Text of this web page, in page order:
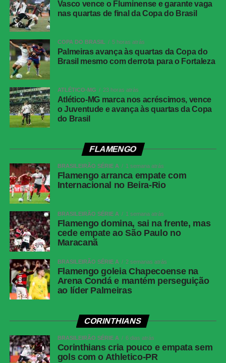
Twitter
Messenger
LinkedIn
Share
Vasco vence o Fluminense e garante vaga
nas quartas de final da Copa do Brasil
COPA DO BRASIL 5 horas atrás
Palmeiras avança às quartas da Copa do
Brasil mesmo com derrota para o Fortaleza
ATLÉTICO-MG 23 horas atrás
Atlético-MG marca nos acréscimos, vence
o Juventude e avança às quartas da Copa
do Brasil
FLAMENGO
BRASILEIRÃO SÉRIE A 1 semana atrás
Flamengo arranca empate com
Internacional no Beira-Rio
BRASILEIRÃO SÉRIE A 1 semana atrás
Flamengo domina, sai na frente, mas
cede empate ao São Paulo no
Maracanã
BRASILEIRÃO SÉRIE A 2 semanas atrás
Flamengo goleia Chapecoense na
Arena Condá e mantém perseguição
ao líder Palmeiras
CORINTHIANS
BRASILEIRÃO SÉRIE A 6 dias atrás
Corinthians cria pouco e empata sem
gols com o Athletico-PR